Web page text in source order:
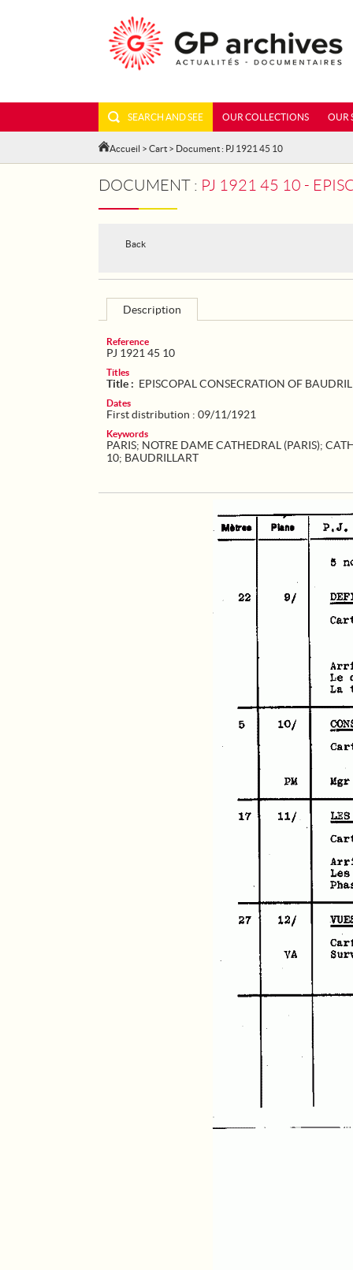
SEARCH AND SEE OUR COLLECTIONS OUR
Accueil > Cart > Document : PJ 1921 45 10
DOCUMENT : PJ 1921 45 10 -
Back
Description
Reference
PJ 1921 45 10
Titles
Title : EPISCOPAL CONSECRATION OF
Dates
First distribution : 09/11/1921
Keywords
PARIS; NOTRE DAME CATHEDRAL (PARIS);
10; BAUDRILLART